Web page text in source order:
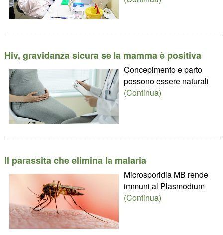
Hiv, gravidanza sicura se la mamma è positiva
Concepimento e parto
possono essere naturali
(Continua)
Il parassita che elimina la malaria
Microsporidia MB rende
immuni al Plasmodium
(Continua)